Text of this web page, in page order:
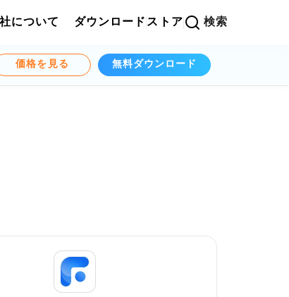
について ダウンロード ストア 検索
価格を見る 無料ダウンロード